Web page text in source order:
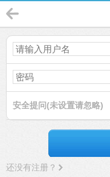
安全提问(未设置请忽略)
还没有注册？